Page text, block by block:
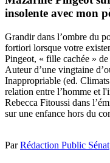
insolente avec mon
Grandir dans l’ombre du
fortiori lorsque votre
Pingeot, « fille cachée »
Auteur d’une vingtaine
Inappropriable (ed.
relation entre l’homme et
Rebecca Fitoussi dans
sur une enfance hors du
ParRédaction Public Sénat